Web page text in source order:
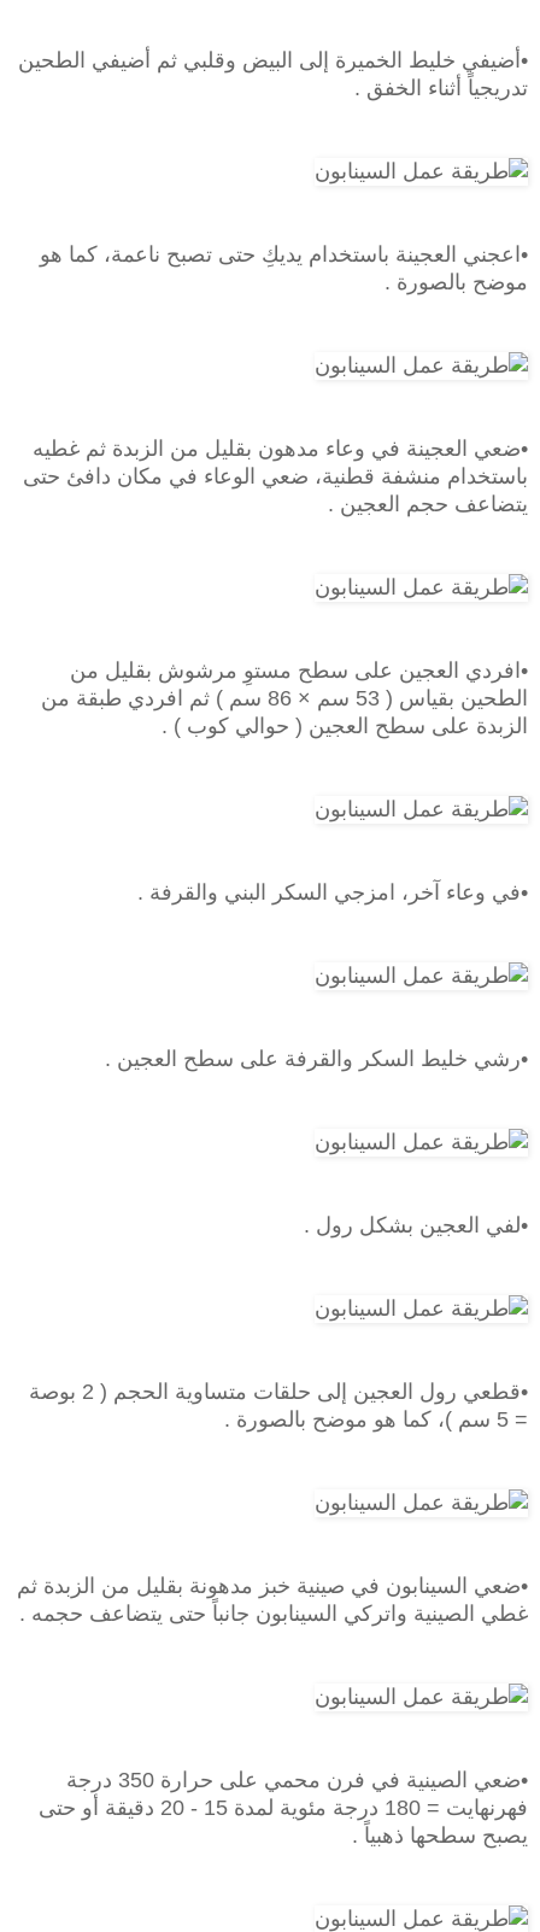
•أضيفي خليط الخميرة إلى البيض وقلبي ثم أضيفي الطحين
تدريجياً أثناء الخفق .
•اعجني العجينة باستخدام يديكِ حتى تصبح ناعمة، كما هو
موضح بالصورة .
•ضعي العجينة في وعاء مدهون بقليل من الزبدة ثم غطيه
باستخدام منشفة قطنية، ضعي الوعاء في مكان دافئ حتى
يتضاعف حجم العجين .
•افردي العجين على سطح مستوِ مرشوش بقليل من
الطحين بقياس ( 53 سم × 86 سم ) ثم افردي طبقة من
الزبدة على سطح العجين ( حوالي كوب ) .
•في وعاء آخر، امزجي السكر البني والقرفة .
•رشي خليط السكر والقرفة على سطح العجين .
•لفي العجين بشكل رول .
•قطعي رول العجين إلى حلقات متساوية الحجم ( 2 بوصة
= 5 سم )، كما هو موضح بالصورة .
•ضعي السينابون في صينية خبز مدهونة بقليل من الزبدة ثم
غطي الصينية واتركي السينابون جانباً حتى يتضاعف حجمه .
•ضعي الصينية في فرن محمي على حرارة 350 درجة
فهرنهايت = 180 درجة مئوية لمدة 15 - 20 دقيقة أو حتى
يصبح سطحها ذهبياً .